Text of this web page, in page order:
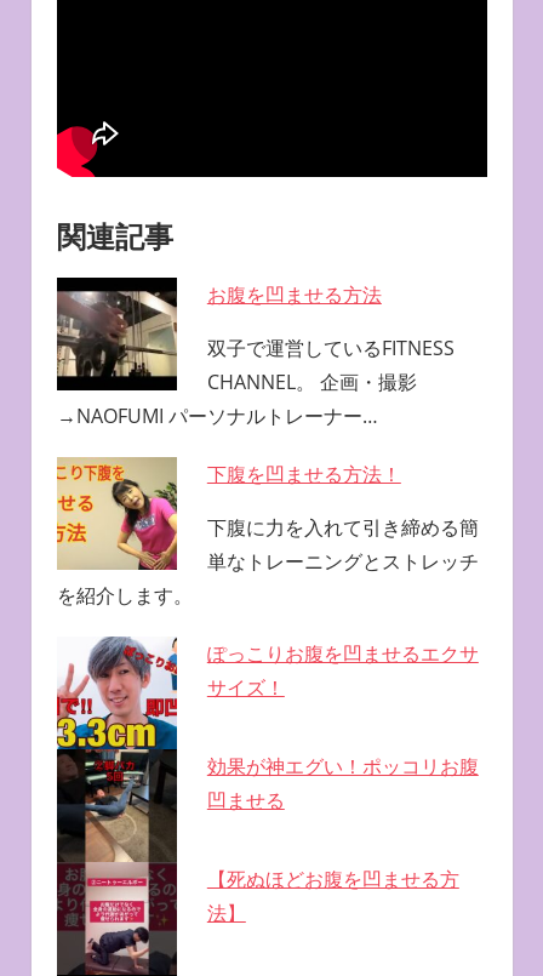
関連記事
お腹を凹ませる方法
双子で運営しているFITNESS
CHANNEL。 企画・撮影
→NAOFUMI パーソナルトレーナー…
下腹を凹ませる方法！
下腹に力を入れて引き締める簡
単なトレーニングとストレッチ
を紹介します。
ぽっこりお腹を凹ませるエクサ
サイズ！
効果が神エグい！ポッコリお腹
凹ませる
【死ぬほどお腹を凹ませる方
法】